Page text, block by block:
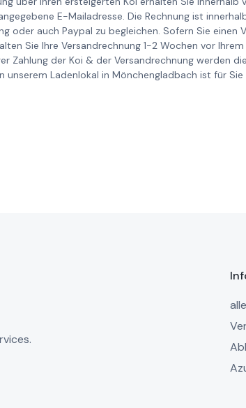
E-Mailadresse. Die Rechnung ist
oder auch Paypal zu begleichen. Sofern Sie einen
Sie Ihre Versandrechnung 1-2 Wochen vor
Zahlung der Koi & der Versandrechnung werden
unserem Ladenlokal in Mönchengladbach ist für Sie